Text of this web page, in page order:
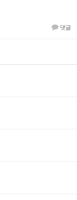
댓글